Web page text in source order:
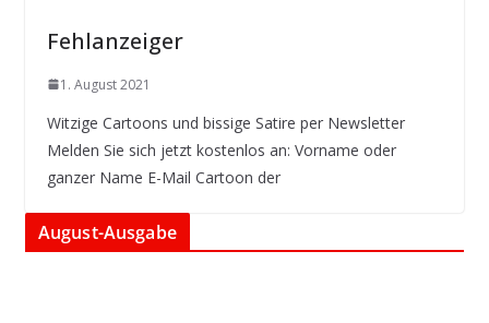
Fehlanzeiger
1. August 2021
Witzige Cartoons und bissige Satire per Newsletter
Melden Sie sich jetzt kostenlos an: Vorname oder
ganzer Name E-Mail Cartoon der
August-Ausgabe